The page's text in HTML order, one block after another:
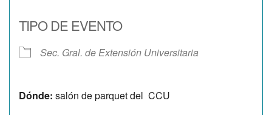
TIPO DE EVENTO
Sec. Gral. de Extensión Universitaria
Dónde: salón de parquet del CCU